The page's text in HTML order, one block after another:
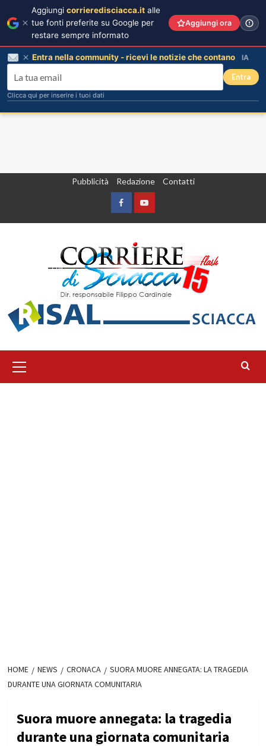
Pubblicità Redazione Contatti
FacebookYountube
principale
HOME NEWS CRONACA
SUORA MUORE ANNEGATA: LA TRAGEDIA
DURANTE UNA GIORNATA COMUNITARIA
Suora muore annegata: la tragedia
durante una giornata comunitaria
Aggiungi corrieredisciacca.it alle
tue fonti preferite su Google per
restare sempre informato
Aggiungi ora
Entra nella community - ricevi le notizie che contano IA
Entra
Clicca qui per inserire i tuoi dati